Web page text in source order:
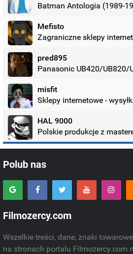
Batman Antologia (1989-
Mefisto
Zagraniczne sklepy
pred895
Panasonic UB420/UB820/
misfit
Sklepy internetowe -
HAL 9000
Polskie produkcje z
Polub nas
Filmozercy.com
Wszelkie treści, dane, znaki
na stronach portalu Filmozercy.com